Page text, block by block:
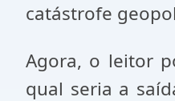
catástrofe
Agora, o leitor
qual seria a